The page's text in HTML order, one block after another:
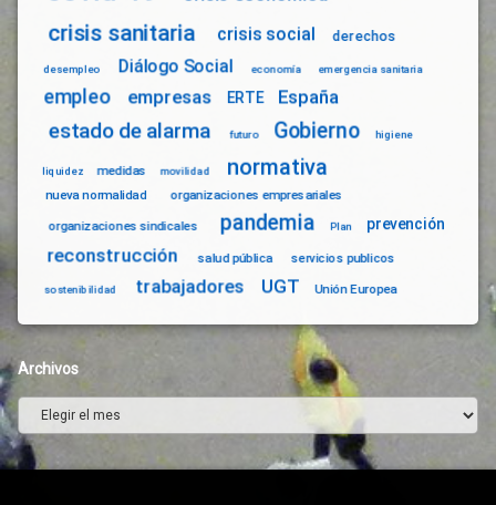
crisis sanitaria crisis social derechos
desempleo Diálogo Social economía emergencia sanitaria
empleo empresas ERTE España
estado de alarma futuro Gobierno higiene
liquidez medidas movilidad normativa
nueva normalidad organizaciones empresariales
organizaciones sindicales pandemia Plan prevención
reconstrucción salud pública servicios publicos
sostenibilidad trabajadores UGT Unión Europea
Archivos
Archivos